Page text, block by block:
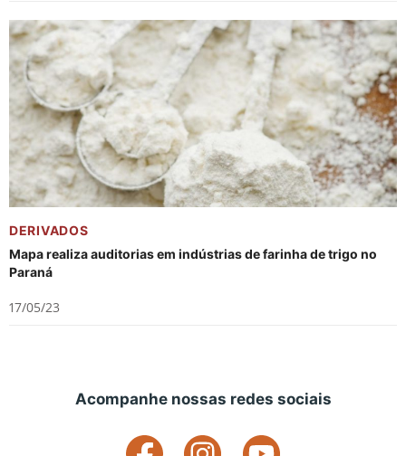
DERIVADOS
Mapa realiza auditorias em indústrias de farinha de trigo no
Paraná
17/05/23
Acompanhe nossas redes sociais